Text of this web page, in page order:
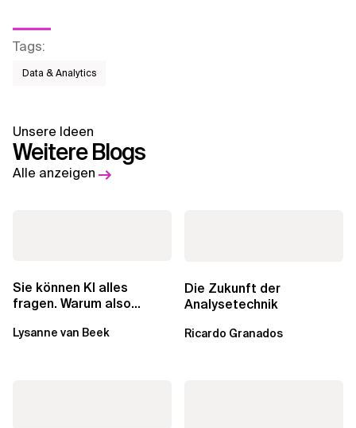
Tags:
Data & Analytics
Unsere Ideen
Weitere Blogs
Alle anzeigen
Sie können KI alles
fragen. Warum also
noch?
Lysanne van Beek
Die Zukunft der
Analysetechnik
Ricardo Granados